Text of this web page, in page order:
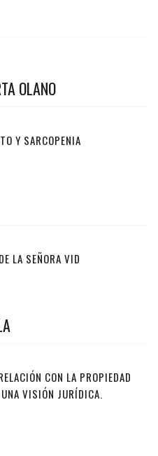
OLANO
Y SARCOPENIA
LA SEÑORA VID
CON LA PROPIEDAD
VISIÓN JURÍDICA.